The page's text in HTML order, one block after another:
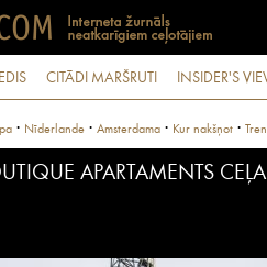
CITĀDI MARŠRUTI INSIDER'S
· Nīderlande · Amsterdama · Kur nakšņot ·
APARTAMENTS